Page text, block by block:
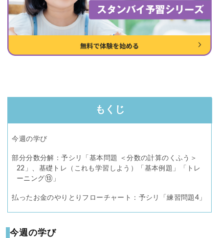
もくじ
今週の学び
部分分数分解：予シリ「基本問題 ＜分数の計算のくふう＞
22」、基礎トレ（これも学習しよう）「基本例題」「トレ
ーニング⑬」
払ったお金のやりとりフローチャート：予シリ「練習問題4」
今週の学び
コベツバからのお知らせ 抽象化能力 熱量
検索